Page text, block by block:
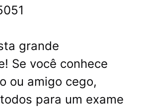
grande
Se você conhece
ou amigo cego,
para um exame